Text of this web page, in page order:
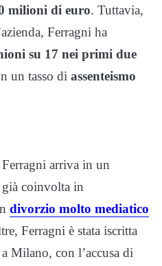
milioni di euro. Tuttavia,
Ferragni ha
su 17 nei primi due
un tasso di assenteismo
arriva in un
coinvolta in
divorzio molto mediatico
Ferragni è stata iscritta
Milano, con l’accusa di